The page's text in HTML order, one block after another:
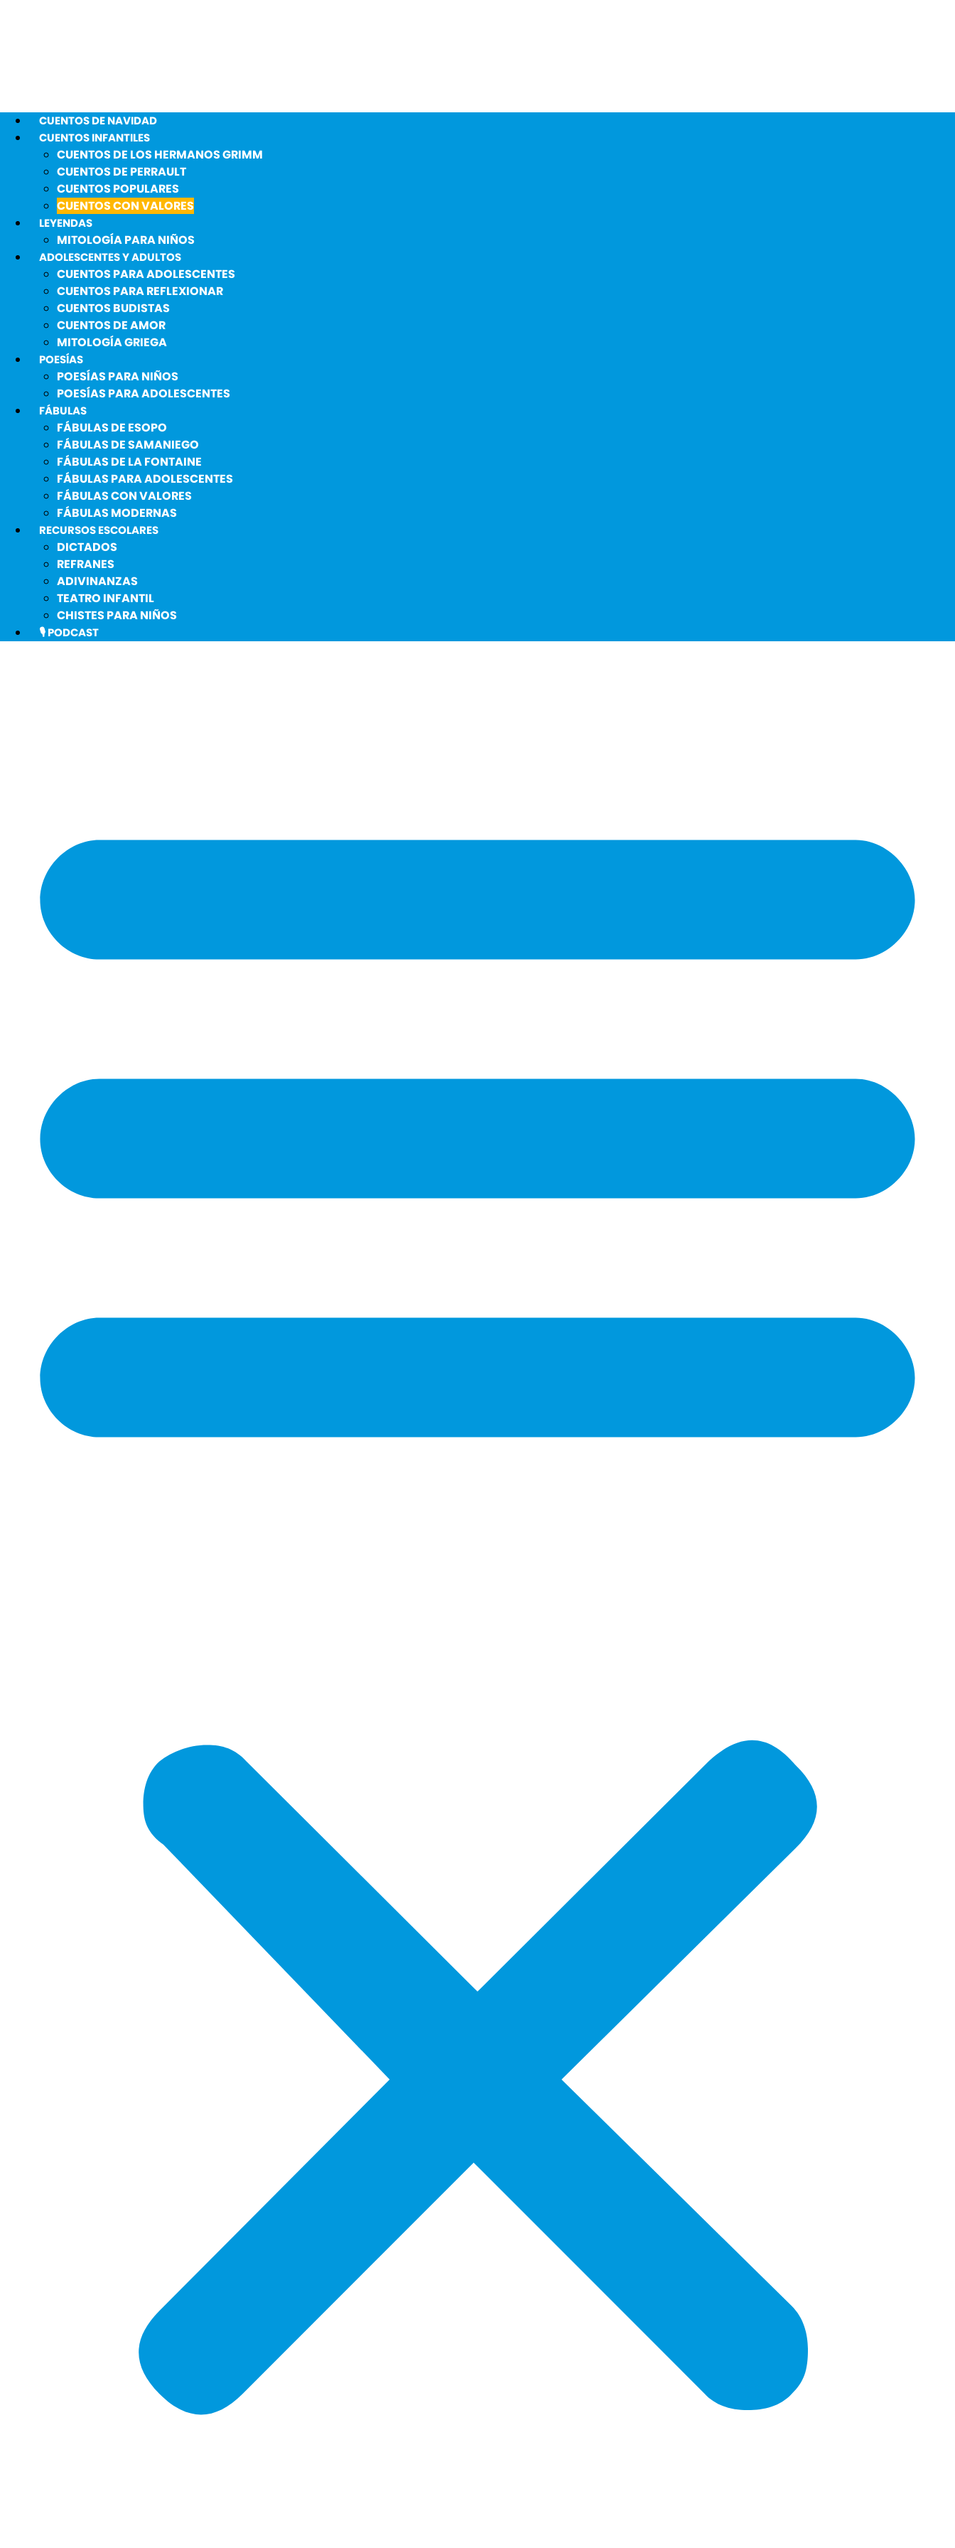
CUENTOS DE NAVIDAD
CUENTOS INFANTILES
CUENTOS DE LOS HERMANOS GRIMM
CUENTOS DE PERRAULT
CUENTOS POPULARES
CUENTOS CON VALORES
LEYENDAS
MITOLOGÍA PARA NIÑOS
ADOLESCENTES Y ADULTOS
CUENTOS PARA ADOLESCENTES
CUENTOS PARA REFLEXIONAR
CUENTOS BUDISTAS
CUENTOS DE AMOR
MITOLOGÍA GRIEGA
POESÍAS
POESÍAS PARA NIÑOS
POESÍAS PARA ADOLESCENTES
FÁBULAS
FÁBULAS DE ESOPO
FÁBULAS DE SAMANIEGO
FÁBULAS DE LA FONTAINE
FÁBULAS PARA ADOLESCENTES
FÁBULAS CON VALORES
FÁBULAS MODERNAS
RECURSOS ESCOLARES
DICTADOS
REFRANES
ADIVINANZAS
TEATRO INFANTIL
CHISTES PARA NIÑOS
🎙️ PODCAST